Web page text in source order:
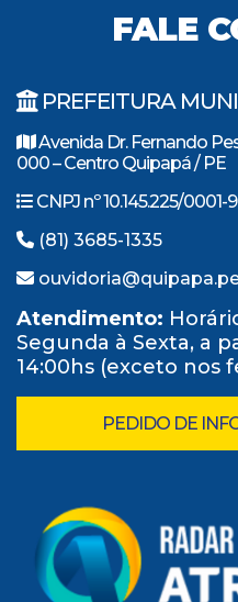
FALE
PREFEITURA
Avenida Dr. Fernando
000 – Centro Quipapá / PE
CNPJ nº 10.145.225/0001-
(81) 3685-1335
Atendimento:
Segunda à Sexta, a
14:00hs (exceto nos
PEDIDO DE